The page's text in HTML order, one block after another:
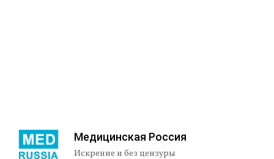
Медицинская Россия
Искренне и без цензуры